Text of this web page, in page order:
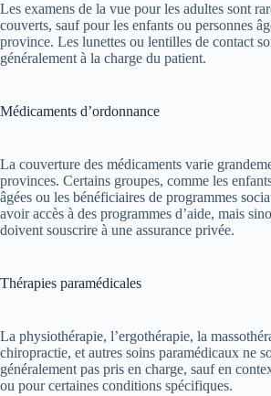
Les examens de la vue pour les adultes sont
couverts, sauf pour les enfants ou personnes
province. Les lunettes ou lentilles de contact
généralement à la charge du patient.
Médicaments d’ordonnance
La couverture des médicaments varie
provinces. Certains groupes, comme les
âgées ou les bénéficiaires de programmes
avoir accès à des programmes d’aide, mais
doivent souscrire à une assurance privée.
Thérapies paramédicales
La physiothérapie, l’ergothérapie, la
chiropractie, et autres soins paramédicaux ne
généralement pas pris en charge, sauf en
ou pour certaines conditions spécifiques.